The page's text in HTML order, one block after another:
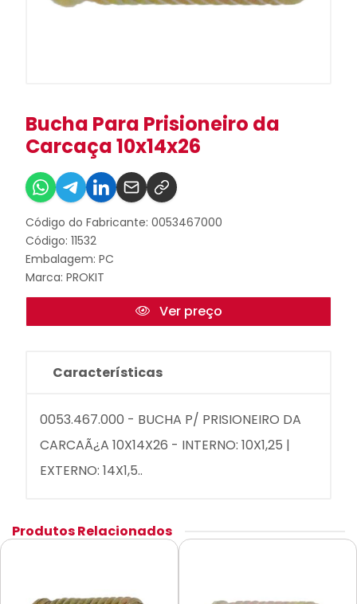
Bucha Para Prisioneiro da
Carcaça 10x14x26
Código do Fabricante: 0053467000
Código: 11532
Embalagem: PC
Marca: PROKIT
Ver preço
Características
0053.467.000 - BUCHA P/ PRISIONEIRO DA
CARCAÃ¿A 10X14X26 - INTERNO: 10X1,25 |
EXTERNO: 14X1,5..
Produtos Relacionados